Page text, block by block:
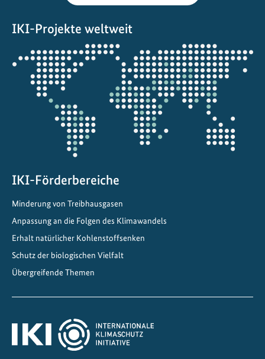
IKI-Projekte weltweit
Öffnet
die
Projektkarte
IKI-Förderbereiche
Minderung von Treibhausgasen
Anpassung an die Folgen des Klimawandels
Erhalt natürlicher Kohlenstoffsenken
Schutz der biologischen Vielfalt
Übergreifende Themen